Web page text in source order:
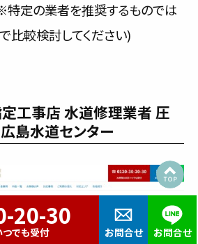
でも受付 お問合せ お問合せ
特定の業者を推奨するものでは
比較検討してください)
工事店 水道修理業者 圧
島水道センター